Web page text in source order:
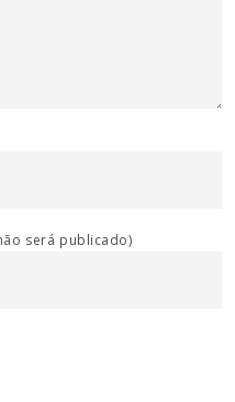
será publicado)